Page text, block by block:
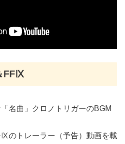
FFⅨ
名曲」クロノトリガーのBGM
のトレーラー（予告）動画を載